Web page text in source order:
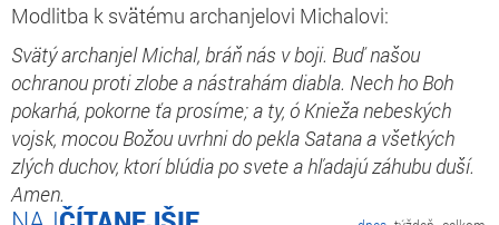
Modlitba k svätému archanjelovi Michalovi:
Svätý archanjel Michal, bráň nás v boji. Buď našou
ochranou proti zlobe a nástrahám diabla. Nech ho Boh
pokarhá, pokorne ťa prosíme; a ty, ó Knieža nebeských
vojsk, mocou Božou uvrhni do pekla Satana a všetkých
zlých duchov, ktorí blúdia po svete a hľadajú záhubu duší.
Amen.